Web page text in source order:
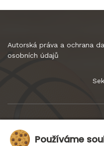
Autorská práva a ochrana
osobních údajů
Používáme